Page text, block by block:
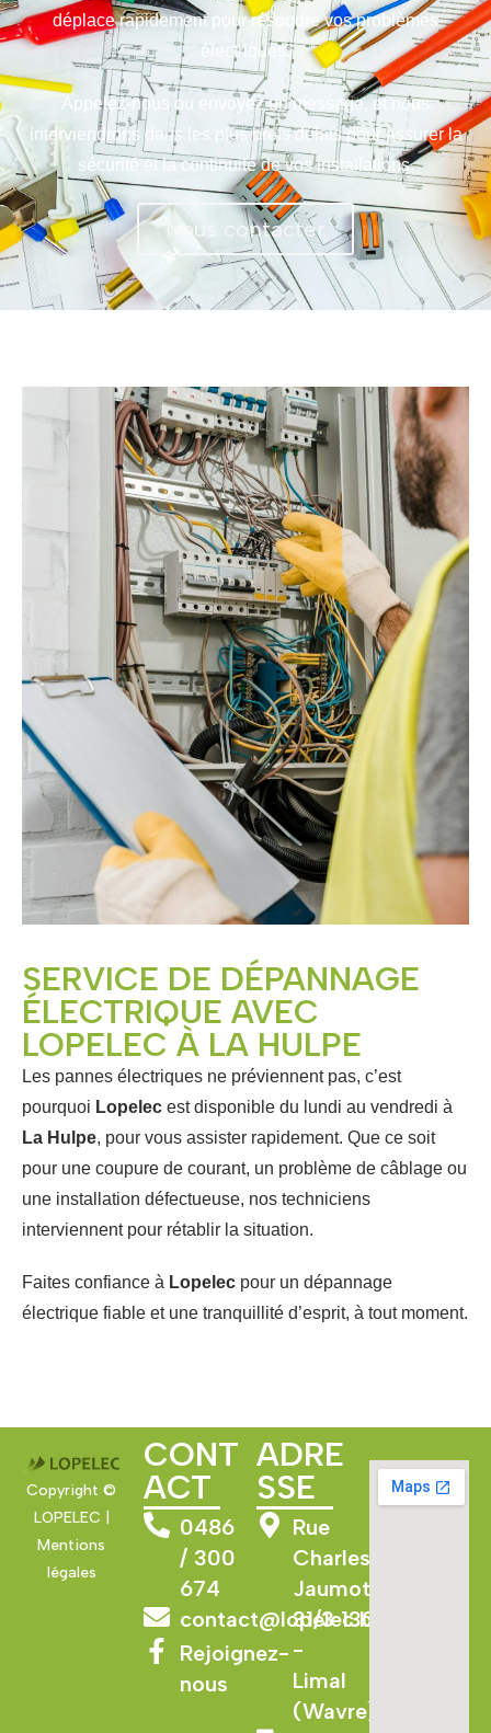
déplace rapidement pour résoudre vos problèmes
électriques.
Appelez-nous ou envoyez un message, et nous
interviendrons dans les plus brefs délais pour assurer la
sécurité et la continuité de vos installations.
Nous contacter
SERVICE DE DÉPANNAGE
ÉLECTRIQUE AVEC
LOPELEC À LA HULPE
Les pannes électriques ne préviennent pas, c’est
pourquoi Lopelec est disponible du lundi au vendredi à
La Hulpe, pour vous assister rapidement. Que ce soit
pour une coupure de courant, un problème de câblage ou
une installation défectueuse, nos techniciens
interviennent pour rétablir la situation.
Faites confiance à Lopelec pour un dépannage
électrique fiable et une tranquillité d’esprit, à tout moment.
Copyright ©
LOPELEC |
Mentions
légales
CONT
ACT
0486
/ 300
674
contact@lopelec.be
Rejoignez-
nous
ADRE
SSE
Rue
Charles
Jaumotte
31/3 1300
-
Limal
(Wavre)